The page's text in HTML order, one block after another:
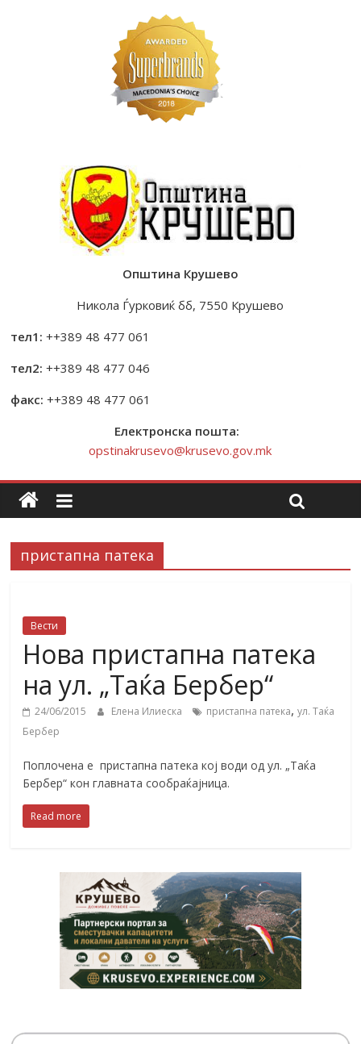
Општина Крушево
Никола Ѓурковиќ бб, 7550 Крушево
тел1: ++389 48 477 061
тел2: ++389 48 477 046
факс: ++389 48 477 061
Електронска пошта:
opstinakrusevo@krusevo.gov.mk
пристапна патека
Вести
Нова пристапна патека
на ул. „Таќа Бербер“
24/06/2015 Елена Илиеска пристапна патека,ул. Таќа
Бербер
Поплочена е пристапна патека кој води од ул. „Таќа
Бербер“ кон главната сообраќајница.
Read more